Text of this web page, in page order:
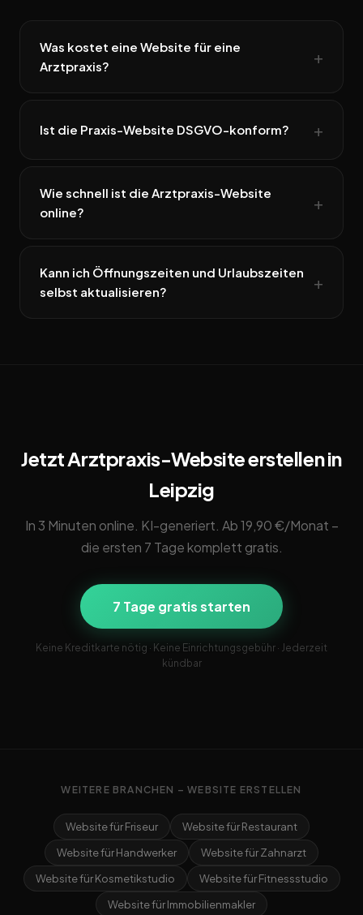
Was kostet eine Website für eine
Arztpraxis?
Ist die Praxis-Website DSGVO-konform?
Wie schnell ist die Arztpraxis-Website
online?
Kann ich Öffnungszeiten und Urlaubszeiten
selbst aktualisieren?
Jetzt Arztpraxis-Website erstellen in
Leipzig
In 3 Minuten online. KI-generiert. Ab 19,90 €/Monat –
die ersten 7 Tage komplett gratis.
7 Tage gratis starten
Keine Kreditkarte nötig · Keine Einrichtungsgebühr · Jederzeit
kündbar
WEITERE BRANCHEN – WEBSITE ERSTELLEN
Website für Friseur
Website für Restaurant
Website für Handwerker
Website für Zahnarzt
Website für Kosmetikstudio
Website für Fitnessstudio
Website für Immobilienmakler